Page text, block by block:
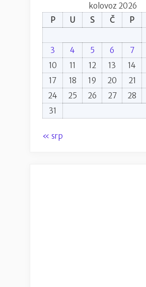
kolovoz 2026
P
U S Č P
3
4 5 6 7
10
11 12 13 14
17
18 19 20 21
24
25 26 27 28
31
« srp